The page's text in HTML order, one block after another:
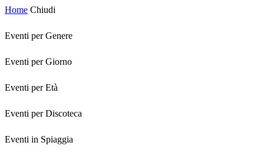
Home Chiudi
Eventi per Genere
Eventi per Giorno
Eventi per Età
Eventi per Discoteca
Eventi in Spiaggia